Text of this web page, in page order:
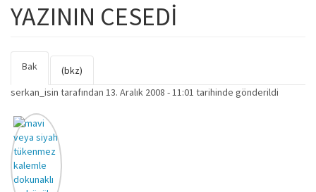
YAZININ CESEDİ
Birincil sekmeler
Bak
sekme)
(bkz)
serkan_isin tarafından 13. Aralık 2008 - 11:01 tarihinde gönderildi